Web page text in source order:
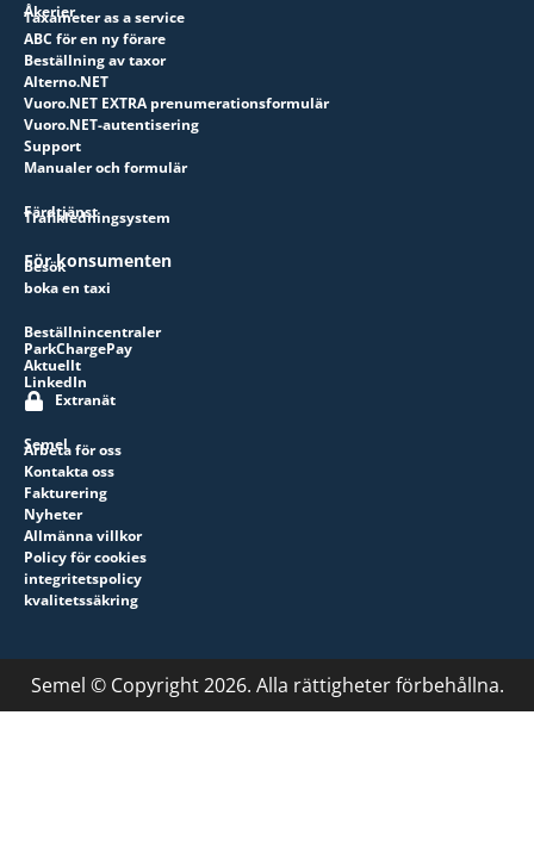
Åkerier
Taxameter as a service
ABC för en ny förare
Beställning av taxor
Alterno.NET
Vuoro.NET EXTRA prenumerationsformulär
Vuoro.NET-autentisering
Support
Manualer och formulär
Färdtjänst
Trafikledningsystem
För konsumenten
Besök
boka en taxi
Beställnincentraler
ParkChargePay
Aktuellt
LinkedIn
Extranät
Semel
Arbeta för oss
Kontakta oss
Fakturering
Nyheter
Allmänna villkor
Policy för cookies
integritetspolicy
kvalitetssäkring
Semel © Copyright 2026. Alla rättigheter förbehållna.